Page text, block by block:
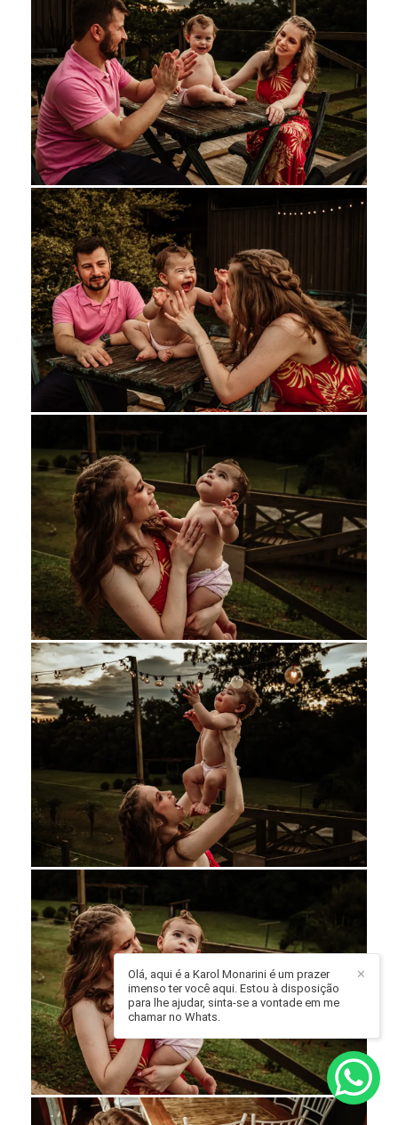
✕
Olá, aqui é a Karol Monarini é um prazer
imenso ter você aqui. Estou à disposição
para lhe ajudar, sinta-se a vontade em me
chamar no Whats.